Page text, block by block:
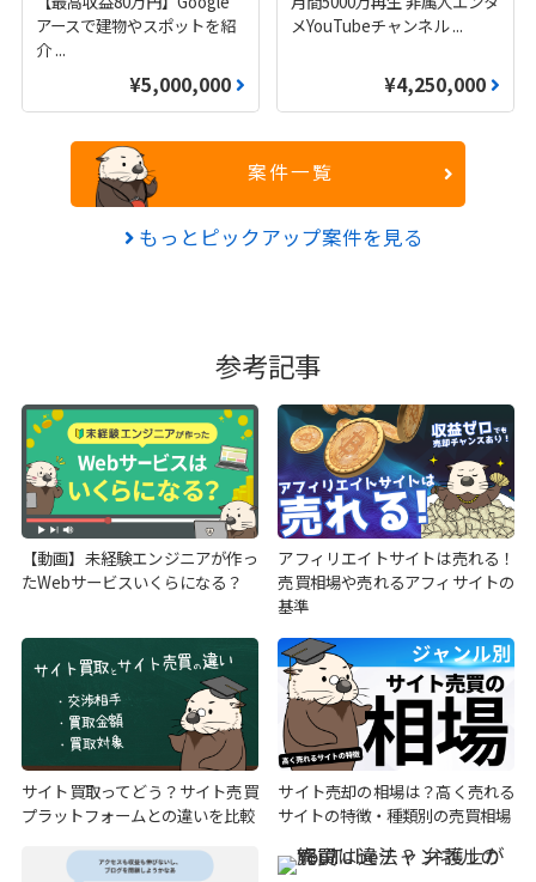
アースで建物やスポットを紹
介 ...
¥5,000,000
メYouTubeチャンネル...
¥4,250,000
案件一覧
もっとピックアップ案件を見る
参考記事
【動画】未経験エンジニアが作っ
たWebサービスいくらになる？
アフィリエイトサイトは売れる！
売買相場や売れるアフィサイトの
基準
サイト買取ってどう？サイト売買
プラットフォームとの違いを比較
サイト売却の相場は？高く売れる
サイトの特徴・種類別の売買相場